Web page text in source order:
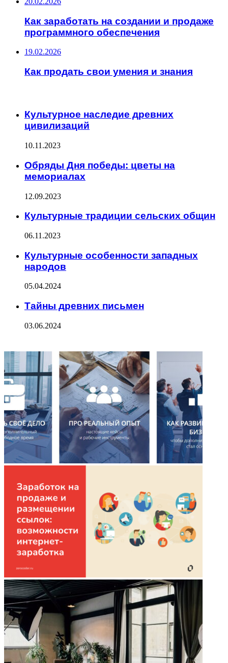
Как заработать на создании и продаже
программного обеспечения
19.02.2026
Как продать свои умения и знания
Культурное наследие древних
цивилизаций
10.11.2023
Обряды Дня победы: цветы на
мемориалах
12.09.2023
Культурные традиции сельских общин
06.11.2023
Культурные особенности западных
народов
05.04.2024
Тайны древних письмен
03.06.2024